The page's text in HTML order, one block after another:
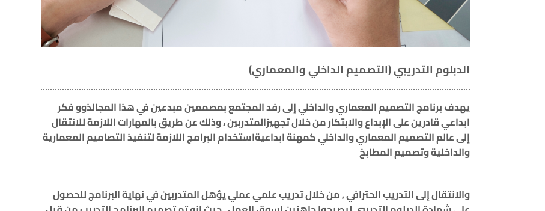
الدبلوم التدريبي (التصميم الداخلي والمعماري)
يهدف برنامج التصميم المعماري والداخلي إلى رفد المجتمع بمصممين مبدعين في هذا المجالذوو فكر
ابداعي قادرين على الإبداع والابتكار من خلال تجهيزالمتدربين ، وذلك عن طريق بالمهارات اللازمة للانتقال
إلى عالم التصميم المعماري والداخلي كمهنة ابداعيةاستخدام البرامج اللازمة لتنفيذ التصاميم المعمارية
والداخلية وتصميم المطابخ
والانتقال إلى التدريب الحترافي , من خلال تدريب علمي عملي يؤهل المتدربين في نهاية البرنامج للحصول